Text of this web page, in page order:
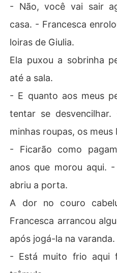
- Não, você vai sair
casa. - Francesca
loiras de Giulia.
Ela puxou a sobrinha
até a sala.
- E quanto aos meus
tentar se
minhas roupas, os meus
- Ficarão como
anos que morou aqui.
abriu a porta.
A dor no couro
Francesca arrancou
após jogá-la na varanda.
- Está muito frio aqui